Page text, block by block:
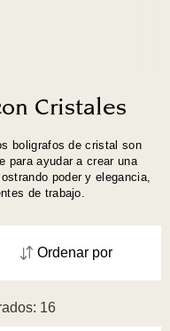
Cristales
boligrafos de cristal son
para ayudar a crear una
poder y elegancia,
de trabajo.
16
Ordenar por